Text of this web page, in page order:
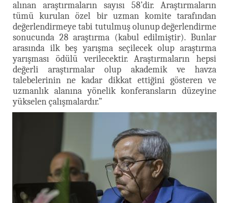
alınan araştırmaların sayısı 58’dir. Araştırmaların
tümü kurulan özel bir uzman komite tarafından
değerlendirmeye tabi tutulmuş olunup değerlendirme
sonucunda 28 araştırma (kabul edilmiştir). Bunlar
arasında ilk beş yarışma seçilecek olup araştırma
yarışması ödülü verilecektir. Araştırmaların hepsi
değerli araştırmalar olup akademik ve havza
talebelerinin ne kadar dikkat ettiğini gösteren ve
uzmanlık alanına yönelik konferansların düzeyine
yükselen çalışmalardır.”